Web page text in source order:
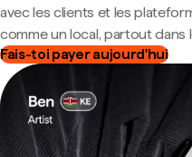
avec les clients et les
comme un local, partout dans
Fais-toi payer aujourd'hui